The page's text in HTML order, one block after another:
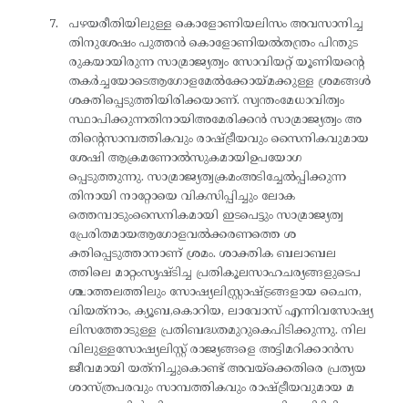
പഴയരീതിയിലുള്ള കൊളോണിയലിസം അവസാനിച്ച
തിനുശേഷം പുത്തൻ കൊളോണിയൽതന്ത്രം പിന്തുട
രുകയായിരുന്ന സാമ്രാജ്യത്വം സോവിയറ്റ് യൂണിയന്റെ
തകർച്ചയോടെആഗോളമേൽക്കോയ്മക്കുള്ള ശ്രമങ്ങൾ
ശക്തിപ്പെടുത്തിയിരിക്കയാണ്. സ്വന്തംമേധാവിത്വം
സ്ഥാപിക്കുന്നതിനായിഅമേരിക്കൻ സാമ്രാജ്യത്വം അ
തിന്റെസാമ്പത്തികവും രാഷ്ട്രീയവും സൈനികവുമായ
ശേഷി ആക്രമണോൽസുകമായിഉപയോഗ
പ്പെടുത്തുന്നു. സാമ്രാജ്യത്വക്രമംഅടിച്ചേൽപ്പിക്കുന്ന
തിനായി നാറ്റോയെ വികസിപ്പിച്ചും ലോക
ത്തെമ്പാടുംസൈനികമായി ഇടപെട്ടും സാമ്രാജ്യത്വ
പ്രേരിതമായആഗോളവൽക്കരണത്തെ ശ
ക്തിപ്പെടുത്താനാണ് ശ്രമം. ശാക്തിക ബലാബല
ത്തിലെ മാറ്റംസൃഷ്ടിച്ച പ്രതികൂലസാഹചര്യങ്ങളുടെപ
ശ്ചാത്തലത്തിലും സോഷ്യലിസ്റ്റ്രാഷ്ട്രങ്ങളായ ചൈന,
വിയത്‌നാം, ക്യൂബ,കൊറിയ, ലാവോസ് എന്നിവസോഷ്യ
ലിസത്തോടുള്ള പ്രതിബദ്ധതമുറുകെപിടിക്കുന്നു. നില
വിലുള്ളസോഷ്യലിസ്റ്റ് രാജ്യങ്ങളെ അട്ടിമറിക്കാൻസ
ജീവമായി യത്‌നിച്ചുകൊണ്ട് അവയ്‌ക്കെതിരെ പ്രത്യയ
ശാസ്ത്രപരവും സാമ്പത്തികവും രാഷ്ട്രീയവുമായ മ